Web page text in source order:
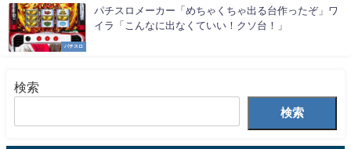
パチスロ
パチスロメーカー「めちゃくちゃ出る台作ったぞ」ワ
イラ「こんなに出なくていい！クソ台！」
検索
検索